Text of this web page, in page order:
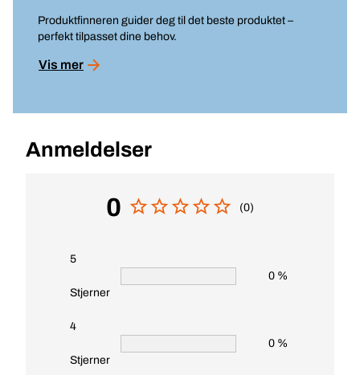
Produktfinneren guider deg til det beste produktet –
perfekt tilpasset dine behov.
Vis mer
Anmeldelser
0 (0)
5
Stjerner
0 %
4
Stjerner
0 %